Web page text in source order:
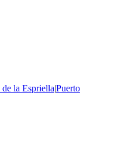
la Espriella|Puerto